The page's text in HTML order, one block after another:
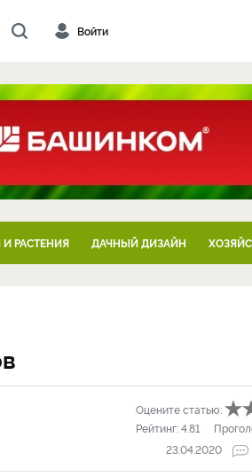
Войти
РАСТЕНИЯ ДАЧНЫЙ ДИЗАЙН
Оцените статью:
Рейтинг:4.81
23.04.2020